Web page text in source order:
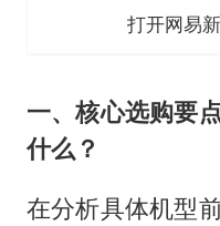
打开网易
一、核心选购要
什么？
在分析具体机型